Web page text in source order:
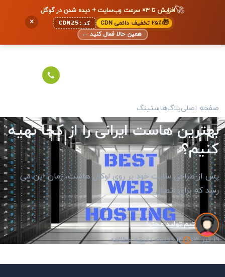
🚀افزایش تا ۳× سرعت وب‌سایت + دیده شدن در گوگل
🎁۲۵٪ تخفیف دائمی CDN کد: CDN25
همین حالا فعال کنید ←
×
صفحه اصلیبلاگهاستینگ
بهترین هاست ایرانی را از کجا تهیه
کنیم؟
پس از طراحی سایت خود بر روی لوکال هاست، زمان این می
رسد که برای اتصال...
تیم تولید محتوا
19 تیر 03 14 دقیقه دقیقه مطالعه